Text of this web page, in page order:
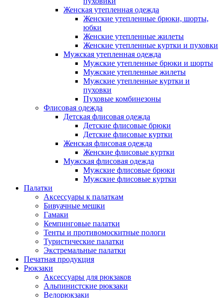
Женская утепленная одежда
Женские утепленные брюки, шорты,
юбки
Женские утепленные жилеты
Женские утепленные куртки и пуховки
Мужская утепленная одежда
Мужские утепленные брюки и шорты
Мужские утепленные жилеты
Мужские утепленные куртки и
пуховки
Пуховые комбинезоны
Флисовая одежда
Детская флисовая одежда
Детские флисовые брюки
Детские флисовые куртки
Женская флисовая одежда
Женские флисовые куртки
Мужская флисовая одежда
Мужские флисовые брюки
Мужские флисовые куртки
Палатки
Аксессуары к палаткам
Бивуачные мешки
Гамаки
Кемпинговые палатки
Тенты и противомоскитные пологи
Туристические палатки
Экстремальные палатки
Печатная продукция
Рюкзаки
Аксессуары для рюкзаков
Альпинистские рюкзаки
Велорюкзаки